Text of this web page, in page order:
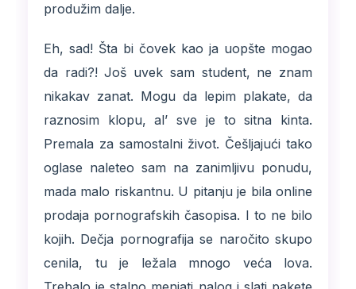
produžim dalje.
Eh, sad! Šta bi čovek kao ja uopšte mogao
da radi?! Još uvek sam student, ne znam
nikakav zanat. Mogu da lepim plakate, da
raznosim klopu, al’ sve je to sitna kinta.
Premala za samostalni život. Češljajući tako
oglase naleteo sam na zanimljivu ponudu,
mada malo riskantnu. U pitanju je bila online
prodaja pornografskih časopisa. I to ne bilo
kojih. Dečja pornografija se naročito skupo
cenila, tu je ležala mnogo veća lova.